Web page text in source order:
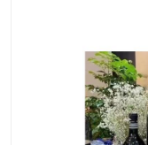
家用电器报关
国际灯具清关